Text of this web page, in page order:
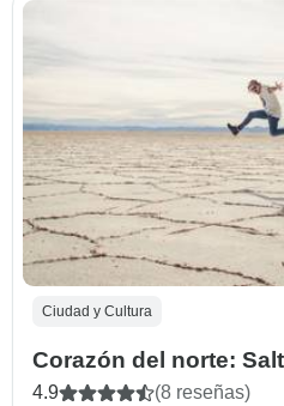
Ciudad y Cultura
Corazón del norte:
4.9 (8 reseñas)